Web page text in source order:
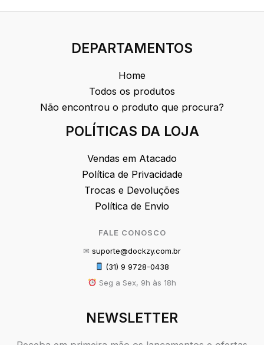
DEPARTAMENTOS
Home
Todos os produtos
Não encontrou o produto que procura?
POLÍTICAS DA LOJA
Vendas em Atacado
Política de Privacidade
Trocas e Devoluções
Política de Envio
FALE CONOSCO
✉ suporte@dockzy.com.br
(31) 9 9728-0438
Seg a Sex, 9h às 18h
NEWSLETTER